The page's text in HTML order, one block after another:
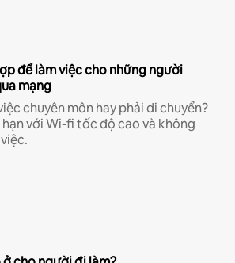
để làm việc cho những người
mạng
chuyên môn hay phải di chuyển?
với Wi-fi tốc độ cao và không